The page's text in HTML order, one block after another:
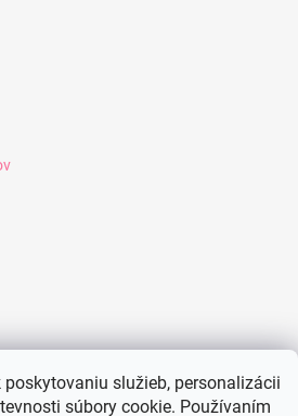
služieb, personalizácii
súbory cookie. Používaním